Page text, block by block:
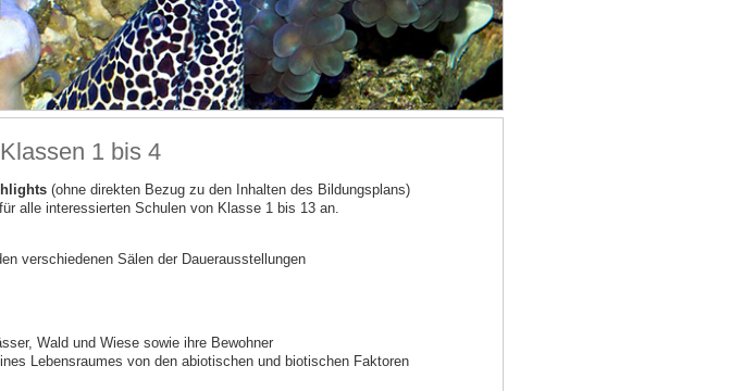
1 bis 4
(ohne direkten Bezug zu den Inhalten des Bildungsplans)
alle interessierten Schulen von Klasse 1 bis 13 an.
verschiedenen Sälen der Dauerausstellungen
Wald und Wiese sowie ihre Bewohner
Lebensraumes von den abiotischen und biotischen Faktoren